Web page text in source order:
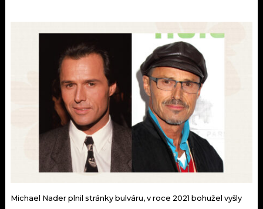
Michael Nader plnil stránky bulváru, v roce 2021 bohužel vyšly